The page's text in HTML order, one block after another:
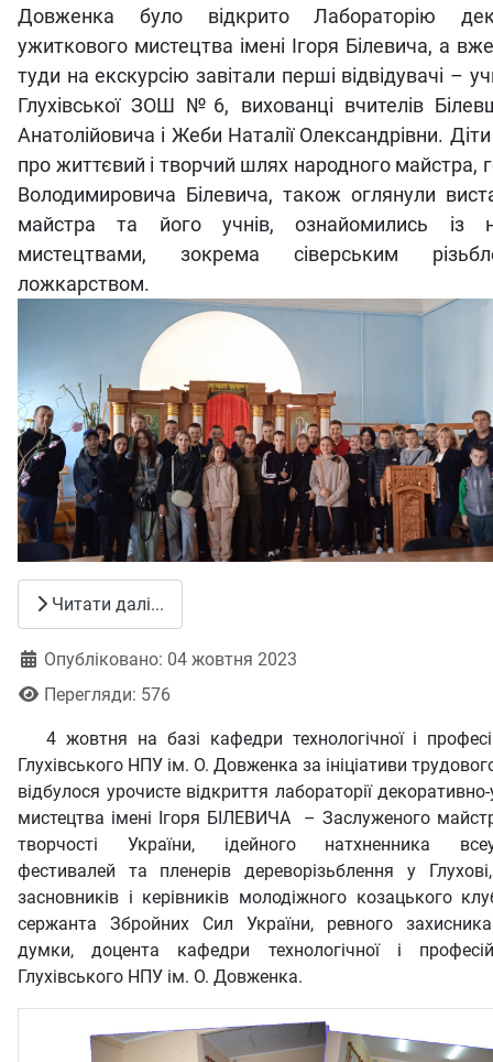
Довженка було відкрито Лабораторію
ужиткового мистецтва імені Ігоря Білевича, а
туди на екскурсію завітали перші відвідувачі –
Глухівської ЗОШ №6, вихованці вчителів
Анатолійовича і Жеби Наталії Олександрівни.
про життєвий і творчий шлях народного майстра,
Володимировича Білевича, також оглянули
майстра та його учнів, ознайомились із
мистецтвами, зокрема сіверським
ложкарством.
Читати далі...
ДеталіОпубліковано: 04 жовтня 2023
Перегляди: 576
4 жовтня на базі кафедри технологічної і
Глухівського НПУ ім. О. Довженка за ініціативи
відбулося урочисте відкриття лабораторії
мистецтва імені Ігоря БІЛЕВИЧА – Заслуженого
творчості України, ідейного натхненника
фестивалей та пленерів дереворізьблення у
засновників і керівників молодіжного козацького
сержанта Збройних Сил України, ревного
думки, доцента кафедри технологічної і
Глухівського НПУ ім. О. Довженка.